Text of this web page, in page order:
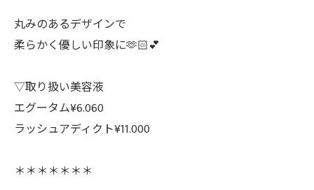
丸みのあるデザインで
柔らかく優しい印象に🫶🏻💕
▽取り扱い美容液
エグータム¥6.060
ラッシュアディクト¥11.000
＊＊＊＊＊＊＊